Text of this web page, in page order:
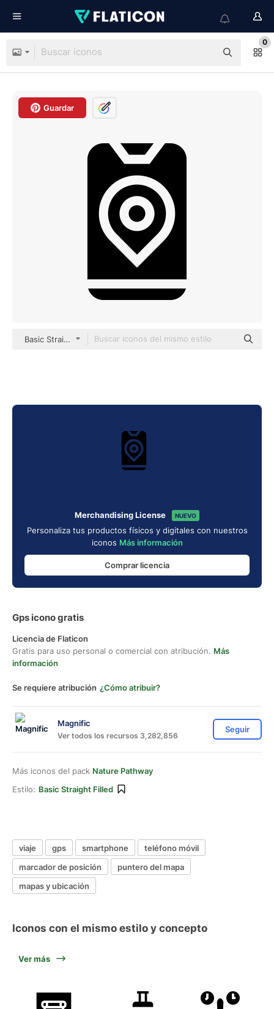
0
Guardar
Basic Straight Filled
Merchandising License NUEVO
Personaliza tus productos físicos y digitales con nuestros
iconos Más información
Comprar licencia
Gps icono gratis
Licencia de Flaticon
Gratis para uso personal o comercial con atribución. Más
información
Se requiere atribución ¿Cómo atribuir?
Magnific
Ver todos los recursos 3,282,856
Seguir
Más iconos del pack Nature Pathway
Estilo: Basic Straight Filled
viaje gps smartphone
teléfono móvil
marcador de posición
puntero del mapa
mapas y ubicación
Iconos con el mismo estilo y concepto
Ver más